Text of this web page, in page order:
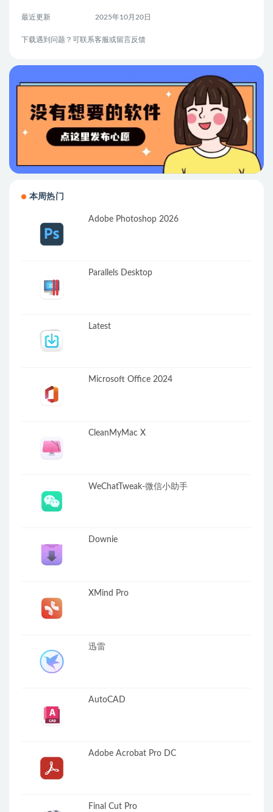
最近更新 2025年10月20日
下载遇到问题？可联系客服或留言反馈
本周热门
Adobe Photoshop 2026
Parallels Desktop
Latest
Microsoft Office 2024
CleanMyMac X
WeChatTweak-微信小助手
Downie
XMind Pro
迅雷
AutoCAD
Adobe Acrobat Pro DC
Final Cut Pro